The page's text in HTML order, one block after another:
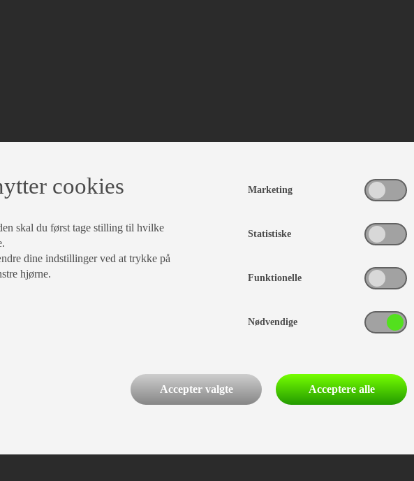
cookies
skal du først tage stilling til hvilke
dine indstillinger ved at trykke på
hjørne.
Marketing
Statistiske
Funktionelle
Nødvendige
Accepter valgte Acceptere alle